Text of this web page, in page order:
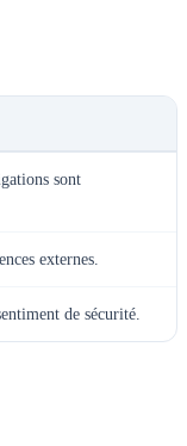
sont
externes.
de sécurité.